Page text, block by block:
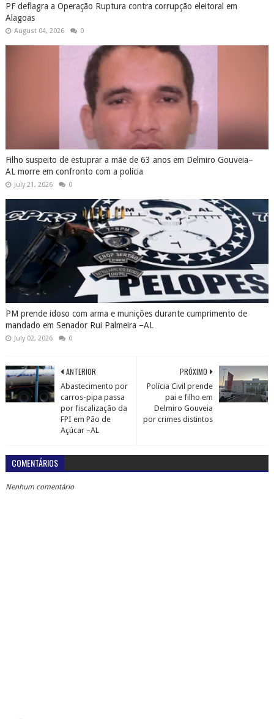
PF deflagra a Operação Ruptura contra corrupção eleitoral em
Alagoas
August 04, 2026 0
Filho suspeito de estuprar a mãe de 63 anos em Delmiro Gouveia–
AL morre em confronto com a polícia
July 21, 2026 0
PM prende idoso com arma e munições durante cumprimento de
mandado em Senador Rui Palmeira –AL
July 02, 2026 0
PRÓXIMO
Polícia Civil prende
pai e filho em
Delmiro Gouveia
por crimes distintos
ANTERIOR
Abastecimento por
carros-pipa passa
por fiscalização da
FPI em Pão de
Açúcar –AL
COMENTÁRIOS
Nenhum comentário